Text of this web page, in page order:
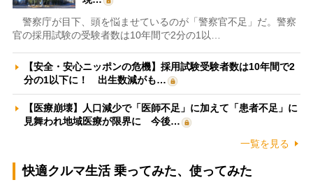
警察庁が目下、頭を悩ませているのが「警察官不足」だ。警察
官の採用試験の受験者数は10年間で2分の1以…
【安全・安心ニッポンの危機】採用試験受験者数は10年間で2
分の1以下に！ 出生数減がも…
【医療崩壊】人口減少で「医師不足」に加えて「患者不足」に
見舞われ地域医療が限界に 今後…
一覧を見る
快適クルマ生活 乗ってみた、使ってみた